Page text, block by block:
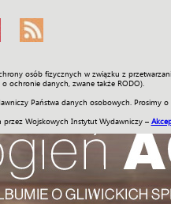
osób fizycznych w związku z
ochronie danych, zwane także RODO).
Państwa danych osobowych. Prosimy
Wojskowych Instytut Wydawniczy –
Galerie Wideo ENGLISH